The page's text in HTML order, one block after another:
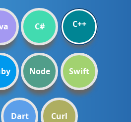
C# C++
Node Swift
Dart Curl